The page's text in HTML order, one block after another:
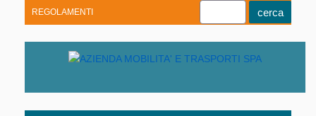
REGOLAMENTI